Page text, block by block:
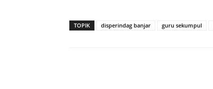
TOPIK disperindag banjar guru sekumpul